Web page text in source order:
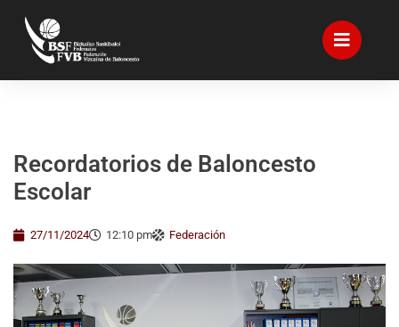
Recordatorios de Baloncesto
Escolar
27/11/2024 12:10 pm Federación